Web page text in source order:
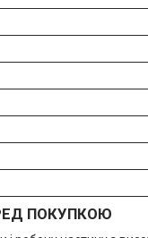
ПОКУПКОЮ